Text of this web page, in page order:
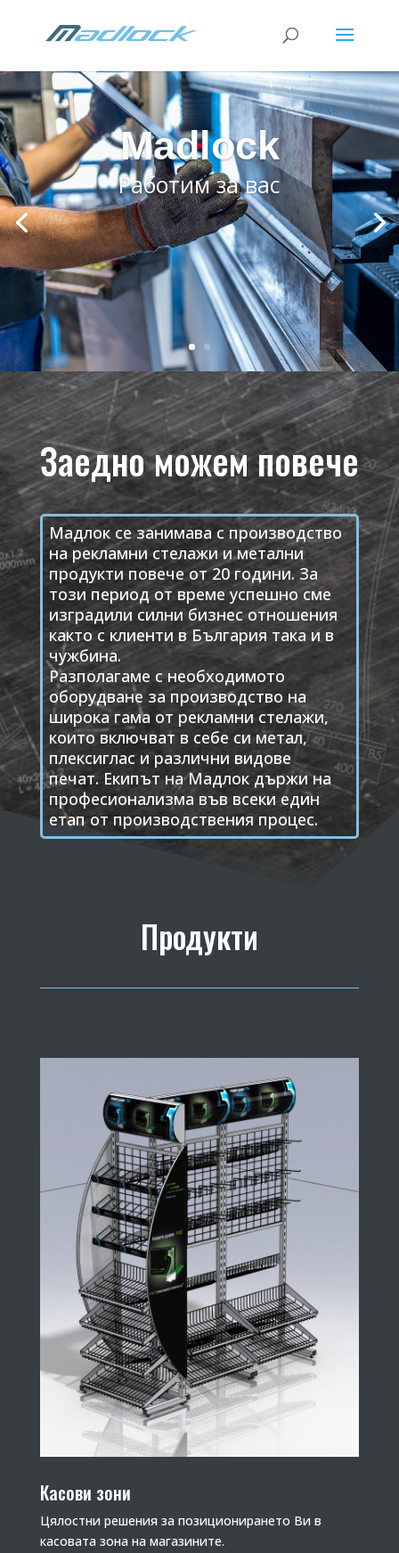
Madlock
Работим за вас
Заедно можем повече
Мадлок се занимава с производство
на рекламни стелажи и метални
продукти повече от 20 години. За
този период от време успешно сме
изградили силни бизнес отношения
както с клиенти в България така и в
чужбина.
Разполагаме с необходимото
оборудване за производство на
широка гама от рекламни стелажи,
които включват в себе си метал,
плексиглас и различни видове
печат. Екипът на Мадлок държи на
професионализма във всеки един
етап от производствения процес.
Продукти
Касови зони
Цялостни решения за позиционирането Ви в
касовата зона на магазините.